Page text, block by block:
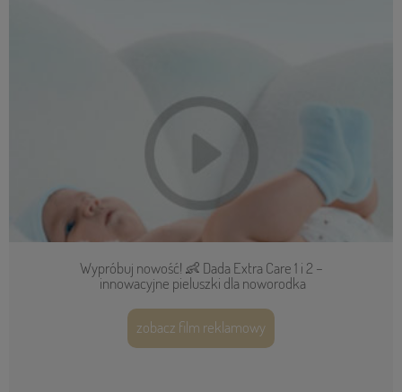
Wypróbuj nowość! 👶 Dada Extra Care 1 i 2 –
innowacyjne pieluszki dla noworodka
zobacz film reklamowy